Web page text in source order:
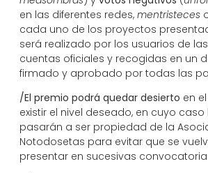
en las diferentes redes, mentristeces
cada uno de los proyectos
será realizado por los usuarios de
cuentas oficiales y recogidas en un
firmado y aprobado por todas las
/El premio podrá quedar desierto en
existir el nivel deseado, en cuyo
pasarán a ser propiedad de la
Notodosetas para evitar que se
presentar en sucesivas